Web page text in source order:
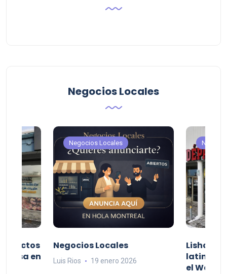
Negocios Locales
casa en
Negocios Locales
Negocios Locales
Luis Rios 19 enero 2026
Lishaam
latinos
el West